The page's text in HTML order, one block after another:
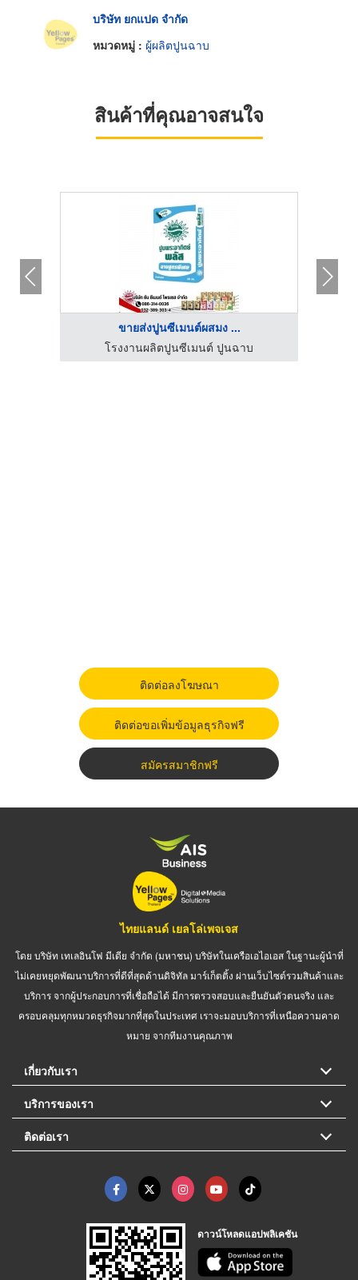
บริษัท ยกแปด จำกัด
หมวดหมู่ : ผู้ผลิตปูนฉาบ
สินค้าที่คุณอาจสนใจ
ขายส่งปูนซีเมนต์ผสมง ...
โรงงานผลิตปูนซีเมนต์ ปูนฉาบ
ติดต่อลงโฆษณา
ติดต่อขอเพิ่มข้อมูลธุรกิจฟรี
สมัครสมาชิกฟรี
ไทยแลนด์ เยลโล่เพจเจส
โดย บริษัท เทเลอินโฟ มีเดีย จำกัด (มหาชน) บริษัทในเครือเอไอเอส ในฐานะผู้นำที่
ไม่เคยหยุดพัฒนาบริการที่ดีที่สุดด้านดิจิทัล มาร์เก็ตติ้ง ผ่านเว็บไซต์รวมสินค้าและ
บริการ จากผู้ประกอบการที่เชื่อถือได้ มีการตรวจสอบและยืนยันตัวตนจริง และ
ครอบคลุมทุกหมวดธุรกิจมากที่สุดในประเทศ เราจะมอบบริการที่เหนือความคาด
หมาย จากทีมงานคุณภาพ
เกี่ยวกับเรา
บริการของเรา
ติดต่อเรา
ดาวน์โหลดแอปพลิเคชัน